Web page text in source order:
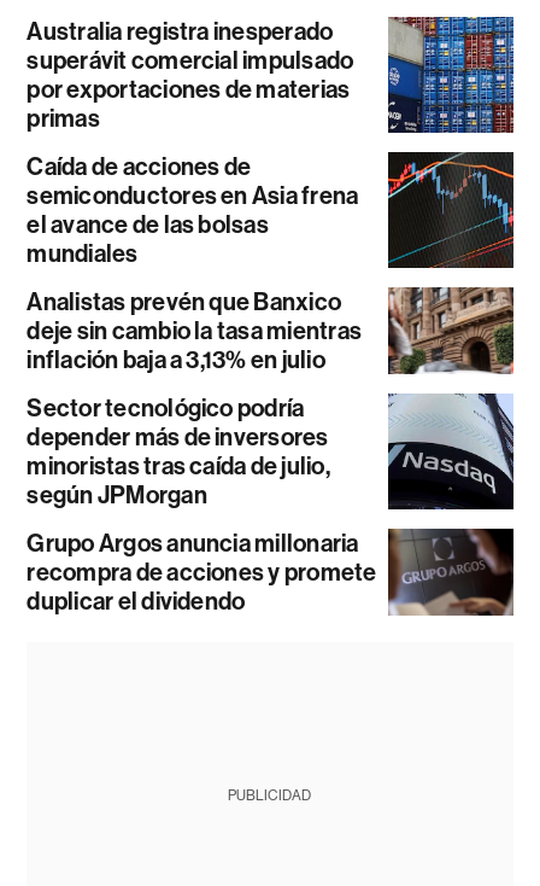
Australia registra inesperado
superávit comercial impulsado
por exportaciones de materias
primas
Caída de acciones de
semiconductores en Asia frena
el avance de las bolsas
mundiales
Analistas prevén que Banxico
deje sin cambio la tasa mientras
inflación baja a 3,13% en julio
Sector tecnológico podría
depender más de inversores
minoristas tras caída de julio,
según JPMorgan
Grupo Argos anuncia millonaria
recompra de acciones y promete
duplicar el dividendo
PUBLICIDAD